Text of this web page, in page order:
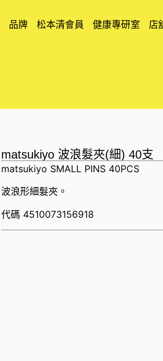
品牌 松本清會員 健康專研室 店
matsukiyo 波浪髮夾(細) 40支
matsukiyo SMALL PINS 40PCS
波浪形細髮夾。
代碼 4510073156918